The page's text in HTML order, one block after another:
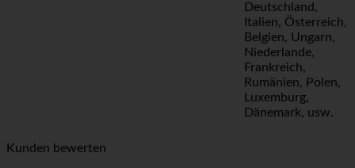
Deutschland,
Italien, Österreich,
Belgien, Ungarn,
Niederlande,
Frankreich,
Rumänien, Polen,
Luxemburg,
Dänemark, usw.
Kunden bewerten